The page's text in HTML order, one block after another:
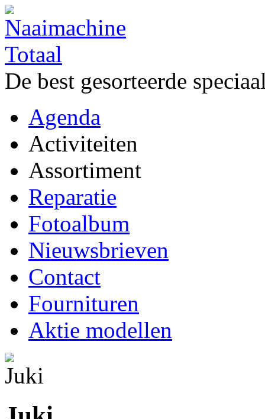
De best gesorteerde
Agenda
Activiteiten
Assortiment
Reparatie
Fotoalbum
Nieuwsbrieven
Contact
Fournituren
Aktie modellen